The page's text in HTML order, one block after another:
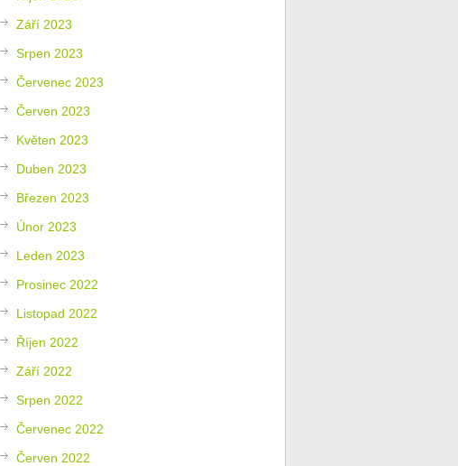
Září 2023
Srpen 2023
Červenec 2023
Červen 2023
Květen 2023
Duben 2023
Březen 2023
Únor 2023
Leden 2023
Prosinec 2022
Listopad 2022
Říjen 2022
Září 2022
Srpen 2022
Červenec 2022
Červen 2022